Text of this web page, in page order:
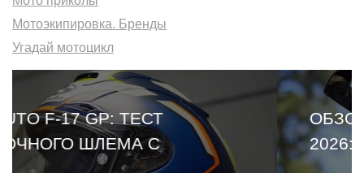
Мотоэкипировка. Бренды
Угадай мотоцикл
ОБЗОР LEATT CARDO VENTURE
2026: ПЕРВЫЙ ШЛЕМ СО
ВСТРОЕННОЙ ГАРНИТУРОЙ